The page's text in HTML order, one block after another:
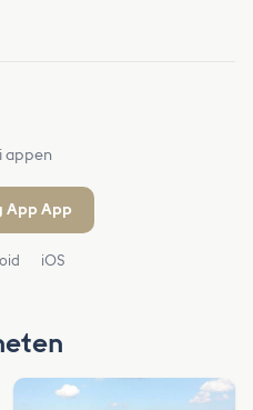
appen
App App
iOS